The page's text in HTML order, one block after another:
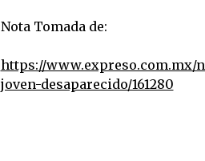
Nota Tomada de:
https://www.expreso.com.mx/
joven-desaparecido/161280